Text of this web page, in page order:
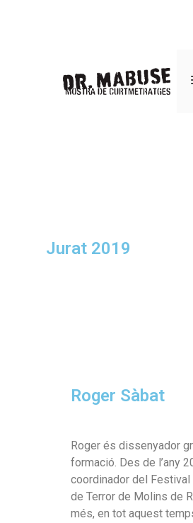
Jurat 2019
Roger Sàbat
Roger és dissenyador
formació. Des de l’any
coordinador del Festival
de Terror de Molins de
més, en tot aquest